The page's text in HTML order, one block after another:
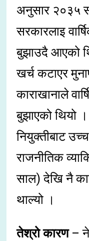
अनुसार २०३५
सरकारलाइ
बुझाउदै आएको
खर्च कटाएर
काराखानाले
बुझाएको थियो
नियुक्तीबाट
राजनीतिक
साल) देखि नै
थाल्यो ।
तेश्रो कारण–